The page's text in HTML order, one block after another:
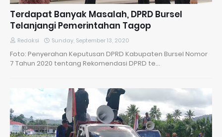
Terdapat Banyak Masalah, DPRD Bursel
Telanjangi Pemerintahan Tagop
Redaksi Sunday, September 13, 2020
Foto: Penyerahan Keputusan DPRD Kabupaten Bursel Nomor
7 Tahun 2020 tentang Rekomendasi DPRD te…